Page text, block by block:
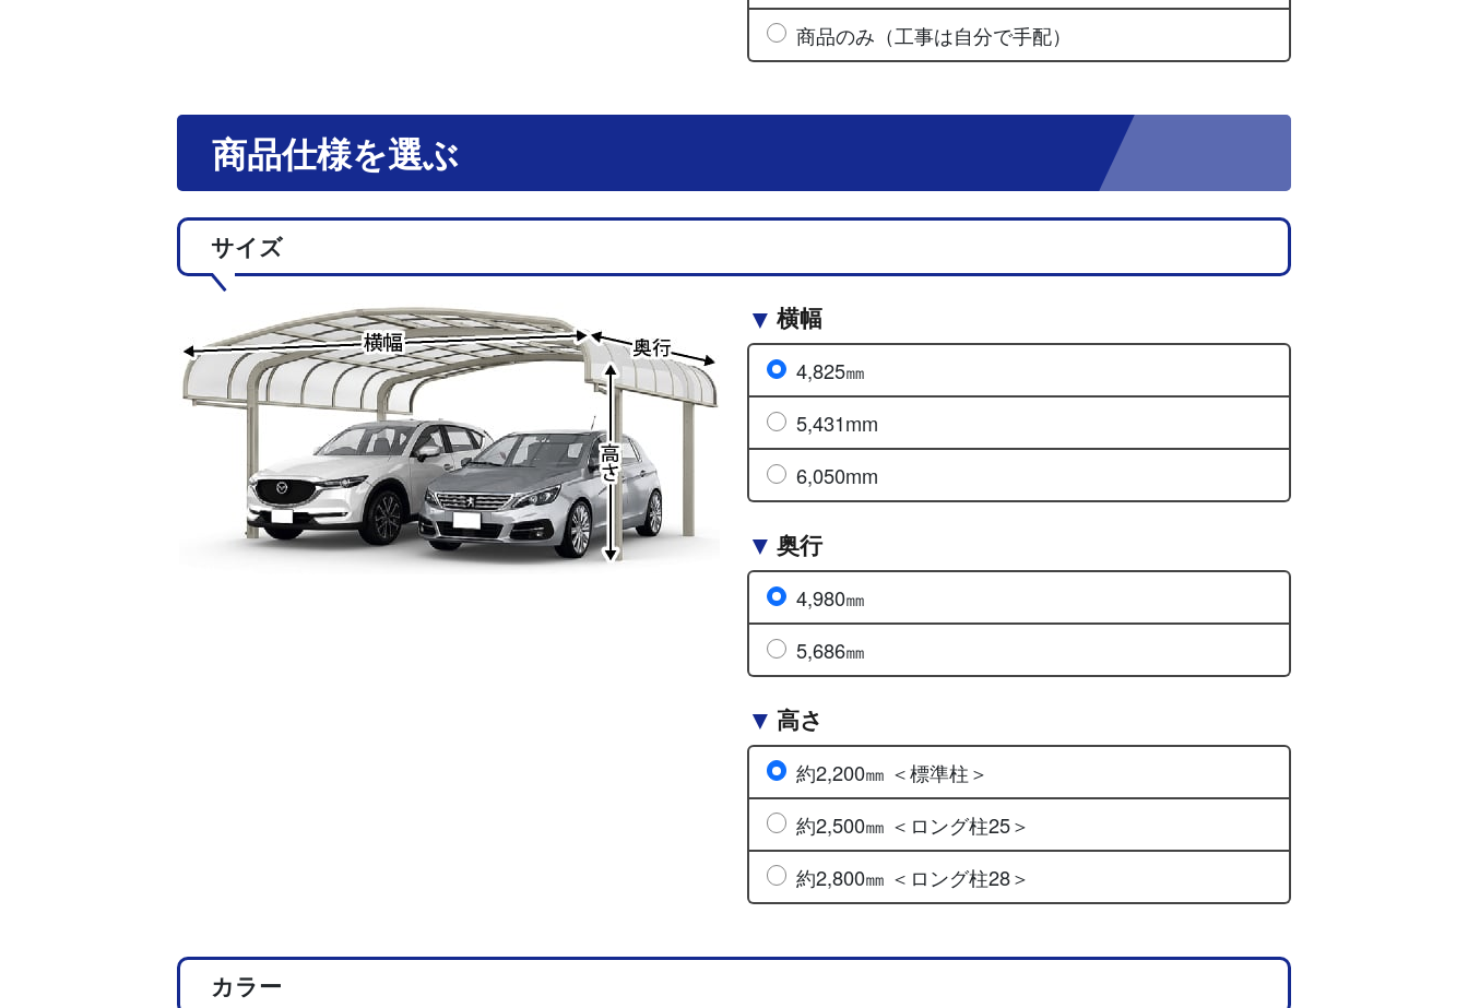
商品のみ（工事は自分で手配）
商品仕様を選ぶ
サイズ
横幅
4,825㎜
5,431mm
6,050mm
奥行
4,980㎜
5,686㎜
高さ
約2,200㎜ ＜標準柱＞
約2,500㎜ ＜ロング柱25＞
約2,800㎜ ＜ロング柱28＞
カラー